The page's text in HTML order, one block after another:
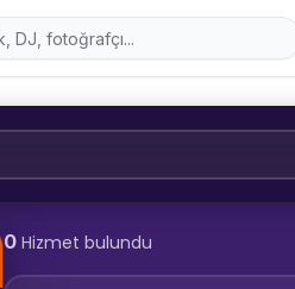
0 Hizmet bulundu